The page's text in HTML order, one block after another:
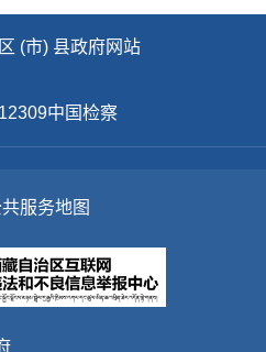
区 (市) 县政府网站
12309中国检察
服务地图